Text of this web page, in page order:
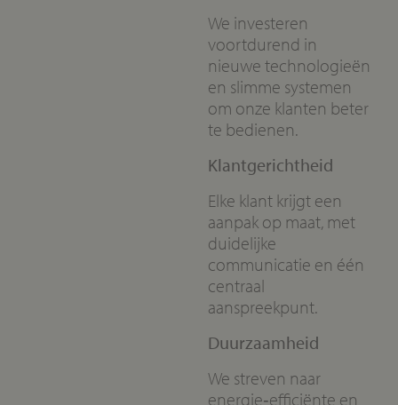
We investeren
voortdurend in
nieuwe technologieën
en slimme systemen
om onze klanten beter
te bedienen.
Klantgerichtheid
Elke klant krijgt een
aanpak op maat, met
duidelijke
communicatie en één
centraal
aanspreekpunt.
Duurzaamheid
We streven naar
energie‑efficiënte en